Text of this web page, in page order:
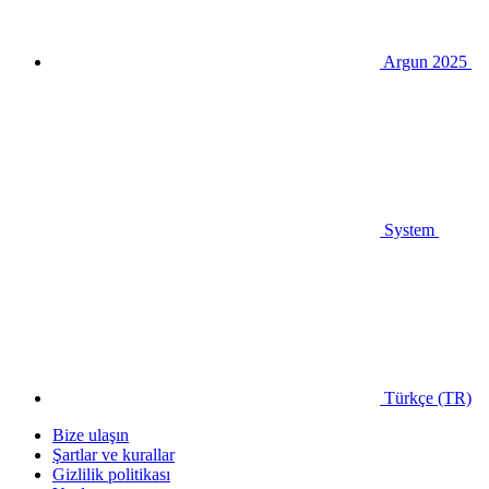
Argun 2025
System
Türkçe (TR)
Bize ulaşın
Şartlar ve kurallar
Gizlilik politikası